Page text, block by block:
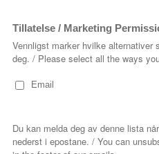
type billett dei er
i døra ved inngong. Har du